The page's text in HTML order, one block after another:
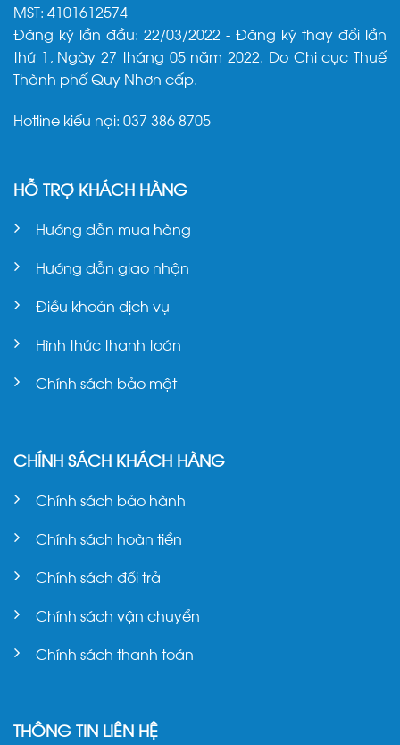
MST: 4101612574
Đăng ký lần đầu: 22/03/2022 - Đăng ký thay đổi lần
thứ 1, Ngày 27 tháng 05 năm 2022. Do Chi cục Thuế
Thành phố Quy Nhơn cấp.
Hotline kiếu nại: 037 386 8705
HỖ TRỢ KHÁCH HÀNG
Hướng dẫn mua hàng
Hướng dẫn giao nhận
Điều khoản dịch vụ
Hình thức thanh toán
Chính sách bảo mật
CHÍNH SÁCH KHÁCH HÀNG
Chính sách bảo hành
Chính sách hoàn tiền
Chính sách đổi trả
Chính sách vận chuyển
Chính sách thanh toán
THÔNG TIN LIÊN HỆ